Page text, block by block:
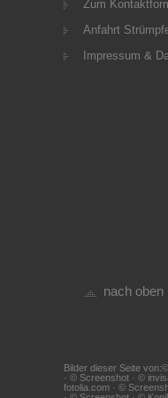
Zum
Anfahrt
Impressum &
nach oben
Bilder dieser Seite
· © Screenshot · ©
fotolia.com · ©